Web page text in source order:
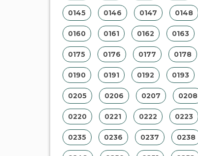
0145 0146 0147 0148
0160 0161 0162 0163
0175 0176 0177 0178
0190 0191 0192 0193
0205 0206 0207 0208
0220 0221 0222 0223
0235 0236 0237 0238